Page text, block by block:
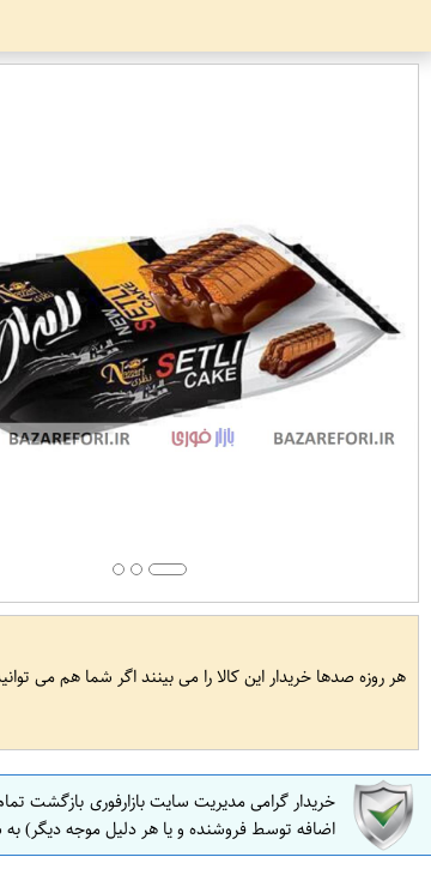
هر روزه صدها خریدار این کالا را می بینند اگر شما هم می
خریدار گرامی مدیریت سایت بازارفوری بازگشت
اضافه توسط فروشنده و یا هر دلیل موجه دیگر)